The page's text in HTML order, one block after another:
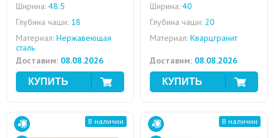
Ширина: 48.5
Глубина чаши: 18
Материал: Нержавеющая
сталь
Доставим: 08.08.2026
Ширина: 40
Глубина чаши: 20
Материал: Кварцгранит
Доставим: 08.08.2026
В наличии В наличии